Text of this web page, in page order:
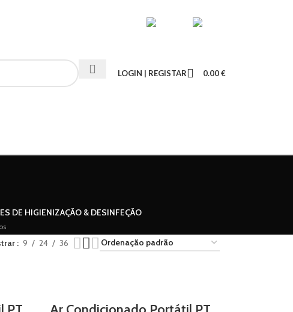
LOGIN | REGISTAR 0.00€
DE HIGIENIZAÇÃO & DESINFEÇÃO
9 24 36